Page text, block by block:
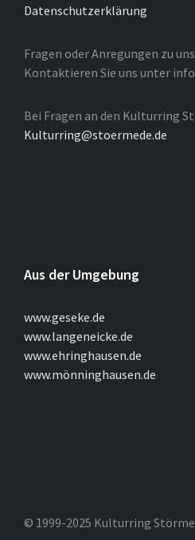
Datenschutzerklärung
Fragen oder Anregungen zu
Kontaktieren Sie uns unter
Bei Fragen an den Kulturring
Kulturring@stoermede.de
Aus der Umgebung
www.geseke.de
www.langeneicke.de
www.ehringhausen.de
www.mönninghausen.de
© 1999-2025 Kulturring